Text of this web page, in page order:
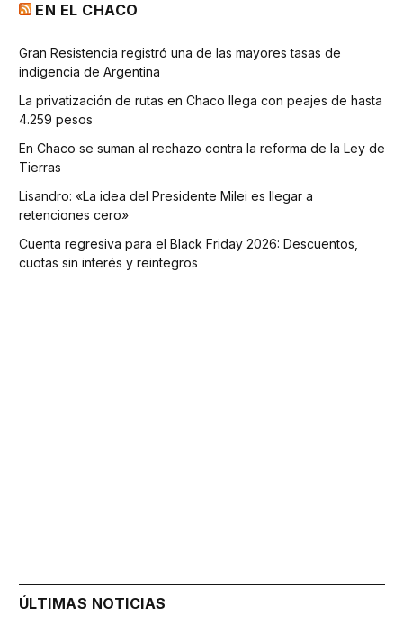
EN EL CHACO
Gran Resistencia registró una de las mayores tasas de
indigencia de Argentina
La privatización de rutas en Chaco llega con peajes de hasta
4.259 pesos
En Chaco se suman al rechazo contra la reforma de la Ley de
Tierras
Lisandro: «La idea del Presidente Milei es llegar a
retenciones cero»
Cuenta regresiva para el Black Friday 2026: Descuentos,
cuotas sin interés y reintegros
ÚLTIMAS NOTICIAS